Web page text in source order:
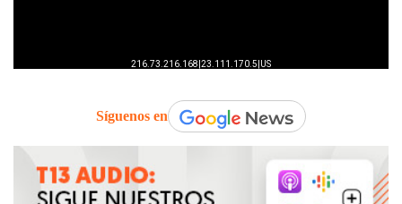
Síguenos en